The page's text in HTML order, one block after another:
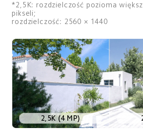
*2,5K: rozdzielczość pozioma
pikseli;
rozdzielczość: 2560 × 1440
2,5K (4 MP)